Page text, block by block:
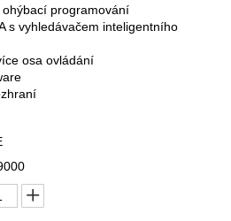
programování
s vyhledávačem inteligentního
osa ovládání